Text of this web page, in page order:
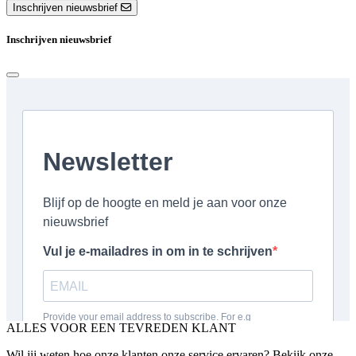
Inschrijven nieuwsbrief
Inschrijven nieuwsbrief
ALLES VOOR EEN TEVREDEN KLANT